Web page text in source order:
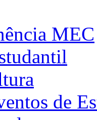
MEC
de